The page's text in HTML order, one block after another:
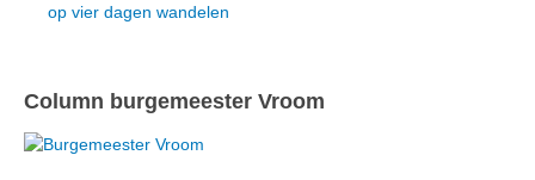
op vier dagen wandelen
Column burgemeester Vroom